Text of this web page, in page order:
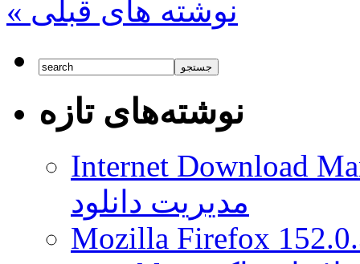
دارای
یک
مگاپیکسلی
« نوشته های قبلی
نوشته‌های تازه
Internet Download
مدیریت دانلود
Mozilla Firefox